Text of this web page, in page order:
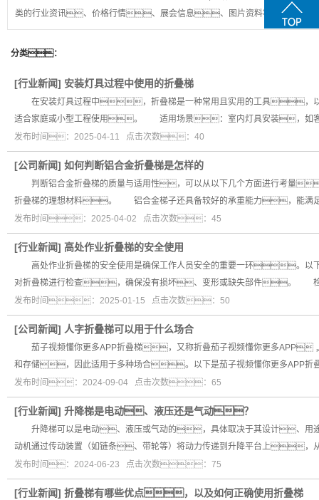
茄子视频懂你更多
类的行业资讯、价格行情、展会信息、图片资料等，在
分类：
[行业新闻] 安装灯具过程中使用的折叠梯
在安装灯具过程中，折叠梯是一种常用且实用的工具
适合家庭或小型工程使用。 适用场景：室内灯具安装，
发布时间：2025-04-11 点击次数：40
[公司新闻] 如何判断铝合金折叠梯是怎样的
判断铝合金折叠梯的质量与适用性，可以从以下几个方面进行
折叠梯的理想材料。 铝合金梯子还具备较好的承重能力，能
发布时间：2025-04-02 点击次数：45
[行业新闻] 高处作业折叠梯的安全使用
高处作业折叠梯的安全使用是确保工作人员安全的重要一环
对折叠梯进行检查，确保没有损坏、变形或缺失部件。 检
发布时间：2025-01-15 点击次数：50
[公司新闻] 人字折叠梯可以用于什么场合
茄子视频懂你更多APP折叠梯，又称折叠茄子视频懂你更多APP
和存储，因此适用于多种场合。以下是茄子视频懂你更多
发布时间：2024-09-04 点击次数：65
[行业新闻] 升降梯是电动、液压还是气动？
升降梯可以是电动、液压或气动的，具体取决于其设计、
动机通过传动装置（如链条、带轮等）将动力传递到升降平台上
发布时间：2024-06-23 点击次数：75
[行业新闻] 折叠梯有哪些优点，以及如何正确使用折叠梯